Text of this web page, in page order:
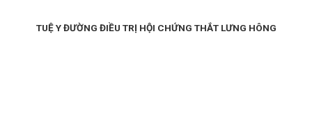
TUỆ Y ĐƯỜNG ĐIỀU TRỊ HỘI CHỨNG THẮT LƯNG HÔNG